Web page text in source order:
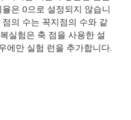
은 0으로 설정되지 않습니
의 수는 꼭지점의 수와 같
실험은 축 점을 사용한 설
에만 실험 런을 추가합니다.